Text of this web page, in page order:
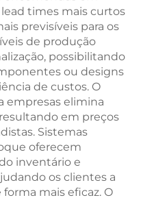
times mais curtos
previsíveis para os
de produção
possibilitando
ou designs
de custos. O
empresas elimina
em preços
Sistemas
oferecem
inventário e
os clientes a
mais eficaz. O